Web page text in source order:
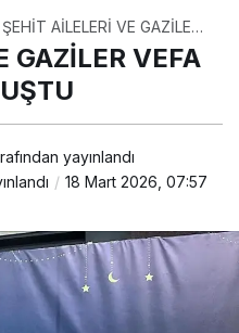
ŞEHİT AİLELERİ VE GAZİLER
VEFA SOFRASINDA
BULUŞTU
GAZİLER VEFA
yayınlandı
18 Mart 2026, 07:57